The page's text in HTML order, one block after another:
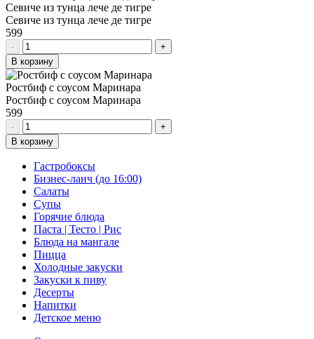
Севиче из тунца лече де тигре
Севиче из тунца лече де тигре
599
-
+
В корзину
Ростбиф с соусом Маринара
Ростбиф с соусом Маринара
599
-
+
В корзину
Гастробоксы
Бизнес-ланч (до 16:00)
Салаты
Супы
Горячие блюда
Паста | Тесто | Рис
Блюда на мангале
Пицца
Холодные закуски
Закуски к пиву
Десерты
Напитки
Детское меню